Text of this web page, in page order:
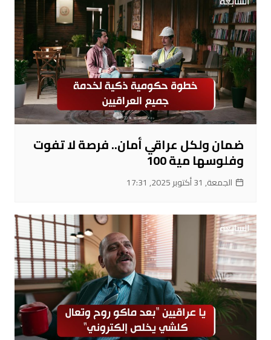
ضمان ولكل عراقي أمان.. فرصة لا تفوت
وفلوسها مية 100
الجمعة, 31 أكتوبر 2025, 17:31